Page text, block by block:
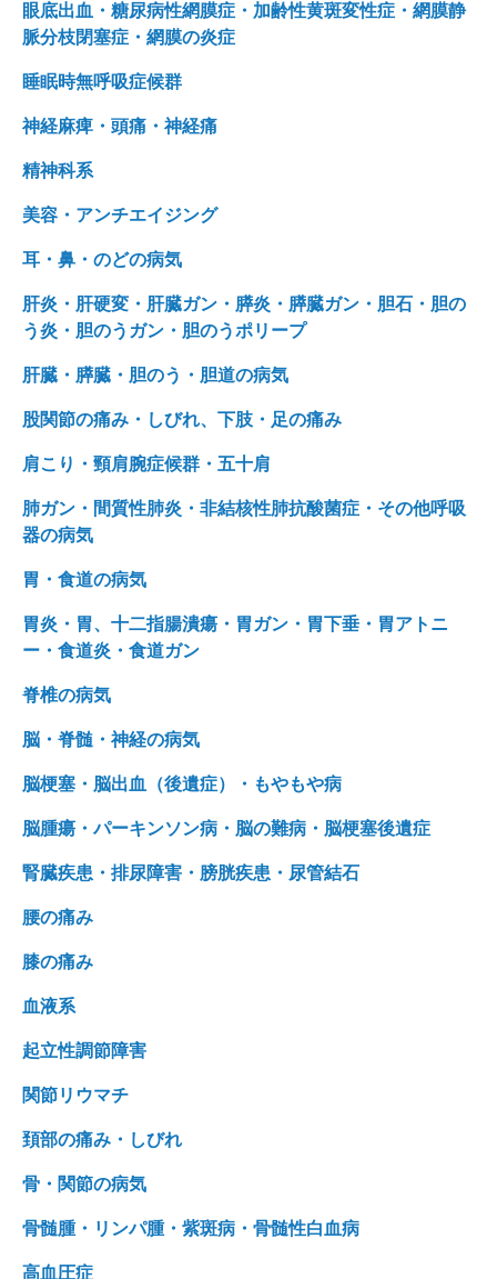
眼底出血・糖尿病性網膜症・加齢性黄斑変性症・網膜静
脈分枝閉塞症・網膜の炎症
睡眠時無呼吸症候群
神経麻痺・頭痛・神経痛
精神科系
美容・アンチエイジング
耳・鼻・のどの病気
肝炎・肝硬変・肝臓ガン・膵炎・膵臓ガン・胆石・胆の
う炎・胆のうガン・胆のうポリープ
肝臓・膵臓・胆のう・胆道の病気
股関節の痛み・しびれ、下肢・足の痛み
肩こり・頸肩腕症候群・五十肩
肺ガン・間質性肺炎・非結核性肺抗酸菌症・その他呼吸
器の病気
胃・食道の病気
胃炎・胃、十二指腸潰瘍・胃ガン・胃下垂・胃アトニ
ー・食道炎・食道ガン
脊椎の病気
脳・脊髄・神経の病気
脳梗塞・脳出血（後遺症）・もやもや病
脳腫瘍・パーキンソン病・脳の難病・脳梗塞後遺症
腎臓疾患・排尿障害・膀胱疾患・尿管結石
腰の痛み
膝の痛み
血液系
起立性調節障害
関節リウマチ
頚部の痛み・しびれ
骨・関節の病気
骨髄腫・リンパ腫・紫斑病・骨髄性白血病
高血圧症